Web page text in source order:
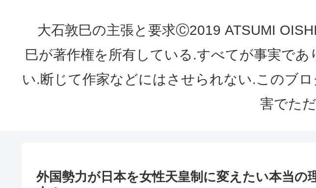
大石敦巳の主張と要求Ⓒ2019 ATSUMI
巳が著作権を所有している.すべてが事実で
い.断じて作家などにはさせられない.このブ
害でた
外国勢力が日本を女性天皇制に変えたい本当の